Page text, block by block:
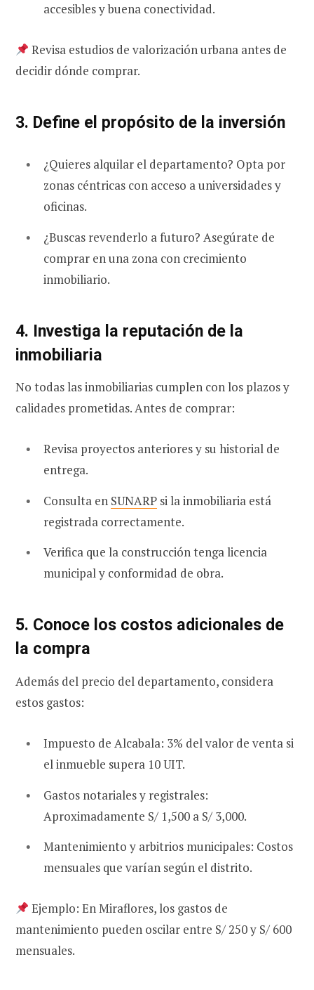
accesibles y buena conectividad.
Revisa estudios de valorización urbana antes de
decidir dónde comprar.
3. Define el propósito de la inversión
¿Quieres alquilar el departamento? Opta por
zonas céntricas con acceso a universidades y
oficinas.
¿Buscas revenderlo a futuro? Asegúrate de
comprar en una zona con crecimiento
inmobiliario.
4. Investiga la reputación de la
inmobiliaria
No todas las inmobiliarias cumplen con los plazos y
calidades prometidas. Antes de comprar:
Revisa proyectos anteriores y su historial de
entrega.
Consulta en SUNARP si la inmobiliaria está
registrada correctamente.
Verifica que la construcción tenga licencia
municipal y conformidad de obra.
5. Conoce los costos adicionales de
la compra
Además del precio del departamento, considera
estos gastos:
Impuesto de Alcabala: 3% del valor de venta si
el inmueble supera 10 UIT.
Gastos notariales y registrales:
Aproximadamente S/ 1,500 a S/ 3,000.
Mantenimiento y arbitrios municipales: Costos
mensuales que varían según el distrito.
Ejemplo: En Miraflores, los gastos de
mantenimiento pueden oscilar entre S/ 250 y S/ 600
mensuales.